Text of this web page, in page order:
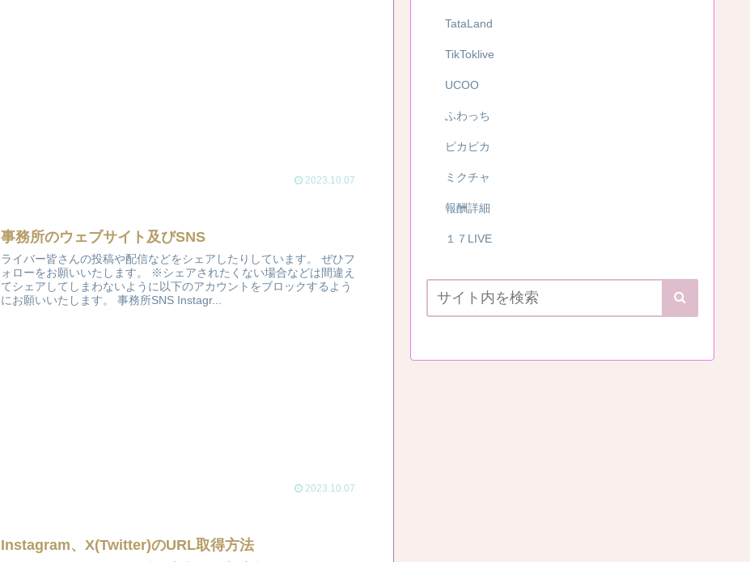
2023.10.07
事務所のウェブサイト及びSNS
ライバー皆さんの投稿や配信などをシェアしたりしています。 ぜひフ
ォローをお願いいたします。 ※シェアされたくない場合などは間違え
てシェアしてしまわないように以下のアカウントをブロックするよう
にお願いいたします。 事務所SNS Instagr...
2023.10.07
Instagram、X(Twitter)のURL取得方法
TataLand
TikToklive
UCOO
ふわっち
ピカピカ
ミクチャ
報酬詳細
１７LIVE